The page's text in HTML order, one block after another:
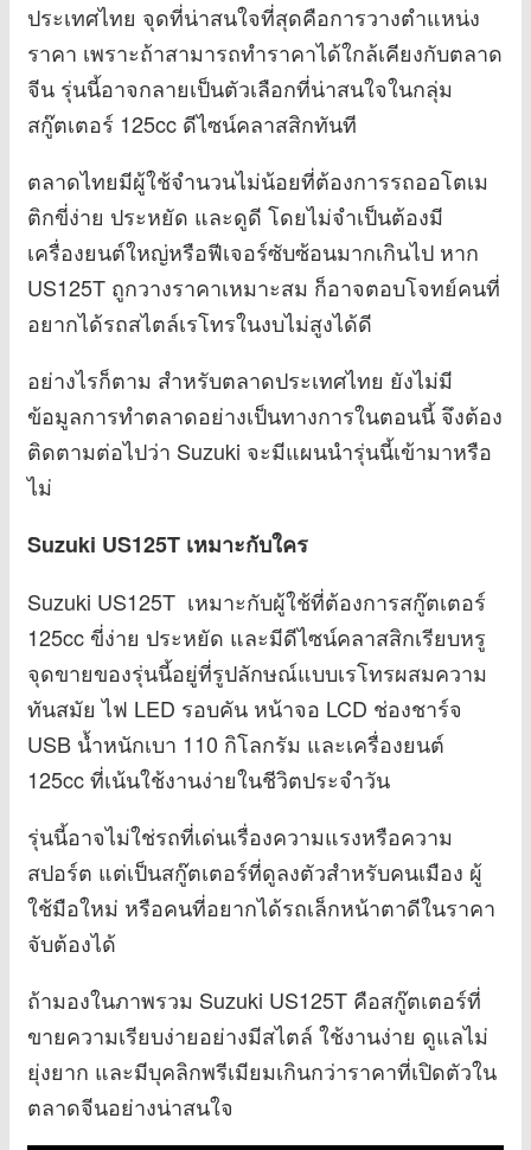
ประเทศไทย จุดที่น่าสนใจที่สุดคือการวางตำแหน่ง
ราคา เพราะถ้าสามารถทำราคาได้ใกล้เคียงกับตลาด
จีน รุ่นนี้อาจกลายเป็นตัวเลือกที่น่าสนใจในกลุ่ม
สกู๊ตเตอร์ 125cc ดีไซน์คลาสสิกทันที
ตลาดไทยมีผู้ใช้จำนวนไม่น้อยที่ต้องการรถออโตเม
ติกขี่ง่าย ประหยัด และดูดี โดยไม่จำเป็นต้องมี
เครื่องยนต์ใหญ่หรือฟีเจอร์ซับซ้อนมากเกินไป หาก
US125T ถูกวางราคาเหมาะสม ก็อาจตอบโจทย์คนที่
อยากได้รถสไตล์เรโทรในงบไม่สูงได้ดี
อย่างไรก็ตาม สำหรับตลาดประเทศไทย ยังไม่มี
ข้อมูลการทำตลาดอย่างเป็นทางการในตอนนี้ จึงต้อง
ติดตามต่อไปว่า Suzuki จะมีแผนนำรุ่นนี้เข้ามาหรือ
ไม่
Suzuki US125T เหมาะกับใคร
Suzuki US125T เหมาะกับผู้ใช้ที่ต้องการสกู๊ตเตอร์
125cc ขี่ง่าย ประหยัด และมีดีไซน์คลาสสิกเรียบหรู
จุดขายของรุ่นนี้อยู่ที่รูปลักษณ์แบบเรโทรผสมความ
ทันสมัย ไฟ LED รอบคัน หน้าจอ LCD ช่องชาร์จ
USB น้ำหนักเบา 110 กิโลกรัม และเครื่องยนต์
125cc ที่เน้นใช้งานง่ายในชีวิตประจำวัน
รุ่นนี้อาจไม่ใช่รถที่เด่นเรื่องความแรงหรือความ
สปอร์ต แต่เป็นสกู๊ตเตอร์ที่ดูลงตัวสำหรับคนเมือง ผู้
ใช้มือใหม่ หรือคนที่อยากได้รถเล็กหน้าตาดีในราคา
จับต้องได้
ถ้ามองในภาพรวม Suzuki US125T คือสกู๊ตเตอร์ที่
ขายความเรียบง่ายอย่างมีสไตล์ ใช้งานง่าย ดูแลไม่
ยุ่งยาก และมีบุคลิกพรีเมียมเกินกว่าราคาที่เปิดตัวใน
ตลาดจีนอย่างน่าสนใจ